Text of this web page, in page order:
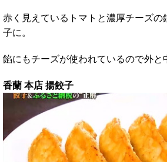
赤く見えているトマトと濃厚チーズの
子に。
餡にもチーズが使われているので外と
香蘭 本店 揚餃子